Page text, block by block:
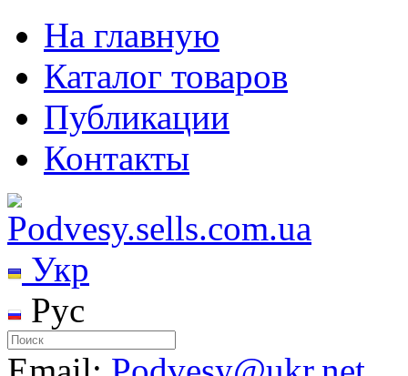
На главную
Каталог товаров
Публикации
Контакты
Укр
Рус